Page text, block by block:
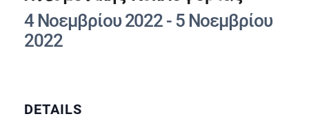
4 Νοεμβρίου 2022 - 5 Νοεμβρίου
2022
DETAILS